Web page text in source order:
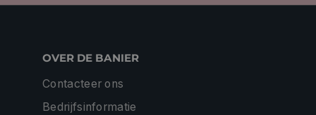
OVER DE BANIER
Contacteer ons
Bedrijfsinformatie